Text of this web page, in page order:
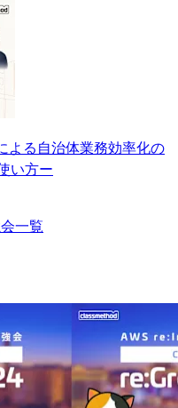
よる自治体業務効率化の
い方ー
一覧